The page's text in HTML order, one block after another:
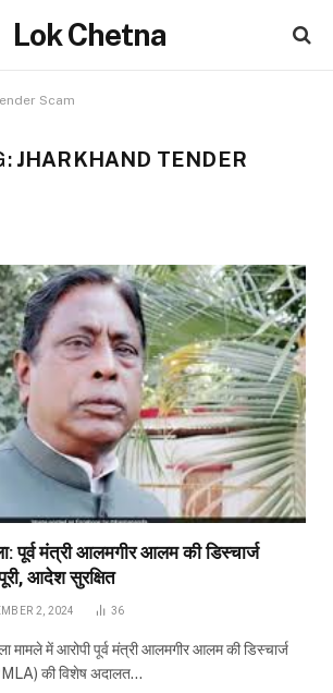
Lok Chetna
Scam
JHARKHAND TENDER
पूर्व मंत्री आलमगीर आलम की डिस्चार्ज
आदेश सुरक्षित
2, 2024 36
मामले में आरोपी पूर्व मंत्री आलमगीर आलम की डिस्चार्ज
की विशेष अदालत…